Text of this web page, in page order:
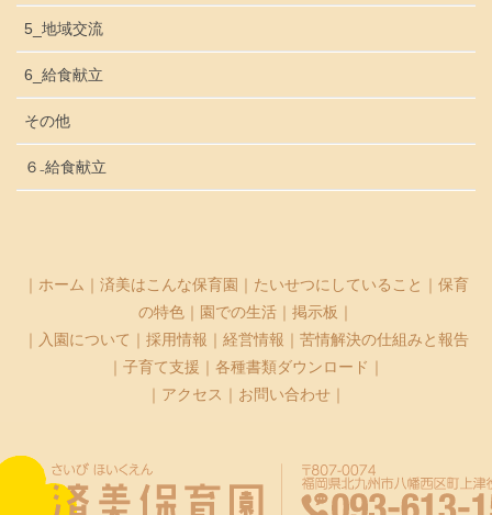
5_地域交流
6_給食献立
その他
６₋給食献立
｜ ホーム ｜ 済美はこんな保育園 ｜ たいせつにしていること ｜ 保育
の特色 ｜ 園での生活 ｜ 掲示板 ｜
｜
入園について ｜ 採用情報 ｜ 経営情報 ｜ 苦情解決の仕組みと報告
｜ 子育て支援 ｜ 各種書類ダウンロード ｜
｜ アクセス ｜ お問い合わせ ｜